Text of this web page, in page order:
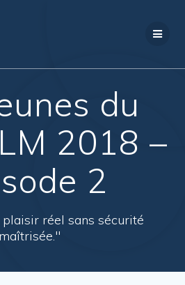
du
2018 –
2
plaisir réel sans sécurité
maîtrisée."